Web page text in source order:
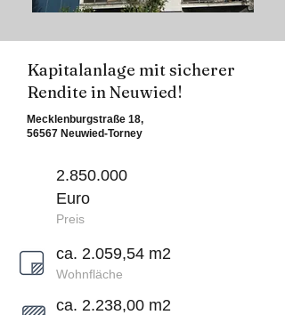
Kapitalanlage mit sicherer
Rendite in Neuwied!
Mecklenburgstraße 18,
56567 Neuwied-Torney
2.850.000
Euro
Preis
ca. 2.059,54 m2
Wohnfläche
ca. 2.238,00 m2